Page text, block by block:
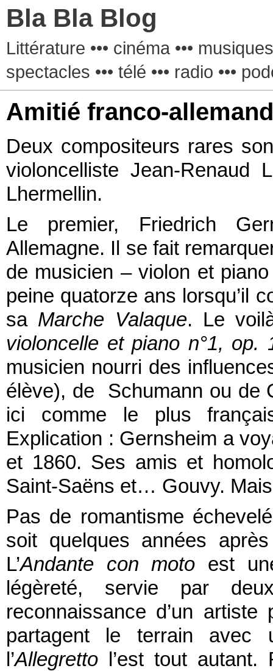
Bla Bla Blog
Littérature ••• cinéma •••
spectacles ••• télé ••• radio •••
Amitié franco-
Deux compositeurs rares
violoncelliste Jean-Renaud
Lhermellin.
Le premier, Friedrich
Allemagne. Il se fait
de musicien – violon et
peine quatorze ans lorsqu’il
sa Marche Valaque. Le
violoncelle et piano n°1, op.
musicien nourri des
élève), de Schumann ou de
ici comme le plus
Explication : Gernsheim a
et 1860. Ses amis et
Saint-Saëns et… Gouvy.
Pas de romantisme
soit quelques années
L’Andante con moto est
légèreté, servie par
reconnaissance d’un
partagent le terrain avec
l’Allegretto
l’est tout autant.